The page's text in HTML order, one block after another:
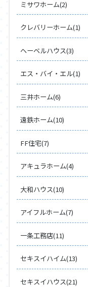
ミサワホーム(2)
クレバリーホーム(1)
ヘーベルハウス(3)
エス・バイ・エル(1)
三井ホーム(6)
遠鉄ホーム(10)
FF住宅(7)
アキュラホーム(4)
大和ハウス(10)
アイフルホーム(7)
一条工務店(11)
セキスイハイム(13)
セキスイハウス(21)